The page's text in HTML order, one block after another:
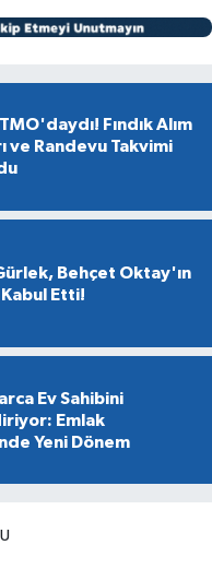
Fındık Alım
ve Randevu Takvimi
Behçet Oktay'ın
Etti!
Ev Sahibini
Emlak
Yeni Dönem